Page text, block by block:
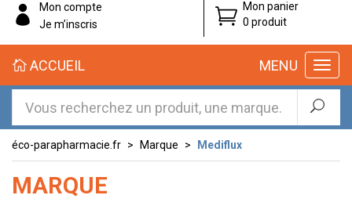
parapharmacie.fr
éco-
parapharmacie.fr
Mon compte
Je m’inscris
Mon panier
0 produit
MENU
ACCUEIL
éco-parapharmacie.fr Marque Mediflux
MARQUE